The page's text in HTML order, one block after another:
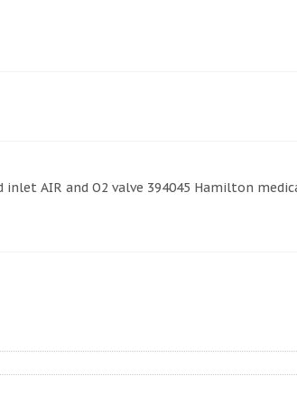
AIR and O2 valve 394045 Hamilton